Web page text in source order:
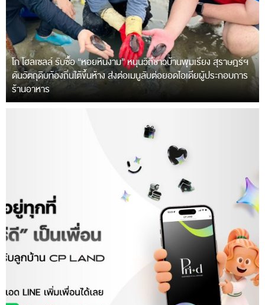
โก โฮลเซลล์ รับซื้อ “หอยหินงาม” หนุนวิถีชาวบ้านพุมเรียง สุราษฎร์ฯ
ดันวัตถุดิบท้องถิ่นใต้ขึ้นห้าง ส่งต่อเมนูลับต่อยอดไอเดียผู้ประกอบการ
ร้านอาหาร